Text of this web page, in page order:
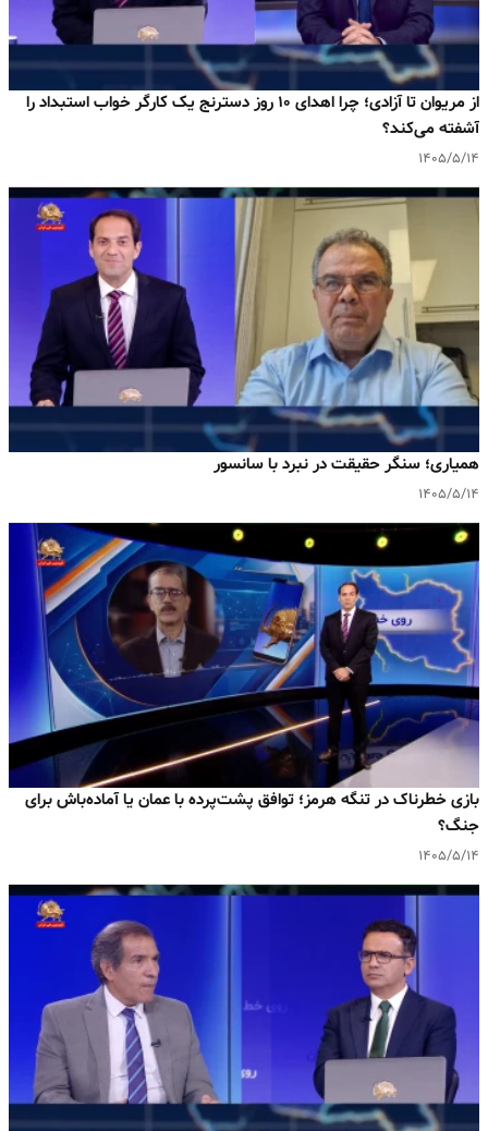
از مریوان تا آزادی؛ چرا اهدای ۱۰ روز دسترنج یک کارگر خواب استبداد را
آشفته می‌کند؟
۱۴۰۵/۵/۱۴
همیاری؛ سنگر حقیقت در نبرد با سانسور
۱۴۰۵/۵/۱۴
بازی خطرناک در تنگه هرمز؛ توافق پشت‌پرده با عمان یا آماده‌باش برای
جنگ؟
۱۴۰۵/۵/۱۴